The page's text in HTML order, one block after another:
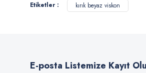
Ürün resmi kalitesiz, bozuk veya
Ürün fiyatı diğer sitelerden daha pahalı.
Etiketler : kırık beyaz viskon
E-posta Listemize Kayıt